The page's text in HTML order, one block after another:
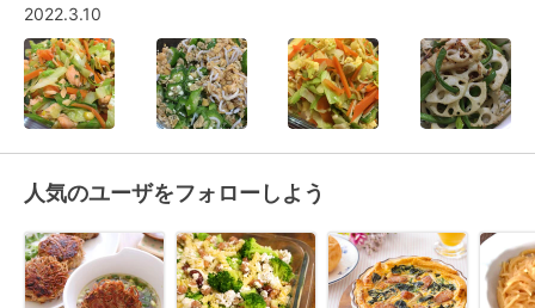
2022.3.10
人気のユーザをフォローしよう